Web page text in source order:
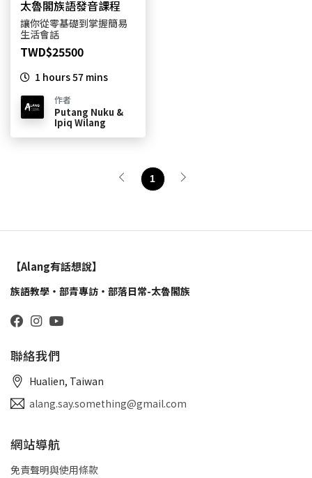
太魯閣族語發音課程
讓你從零基礎到掌握簡易
生活會話
TWD$25500
1 hours 57 mins
作者
Putang Nuku &
Ipiq Wilang
1
【Alang有話想說】
族語教學・部青專訪・部落日常-太魯閣族
聯絡我們
Hualien, Taiwan
alang.say.something@gmail.com
網站導航
免責聲明與使用條款